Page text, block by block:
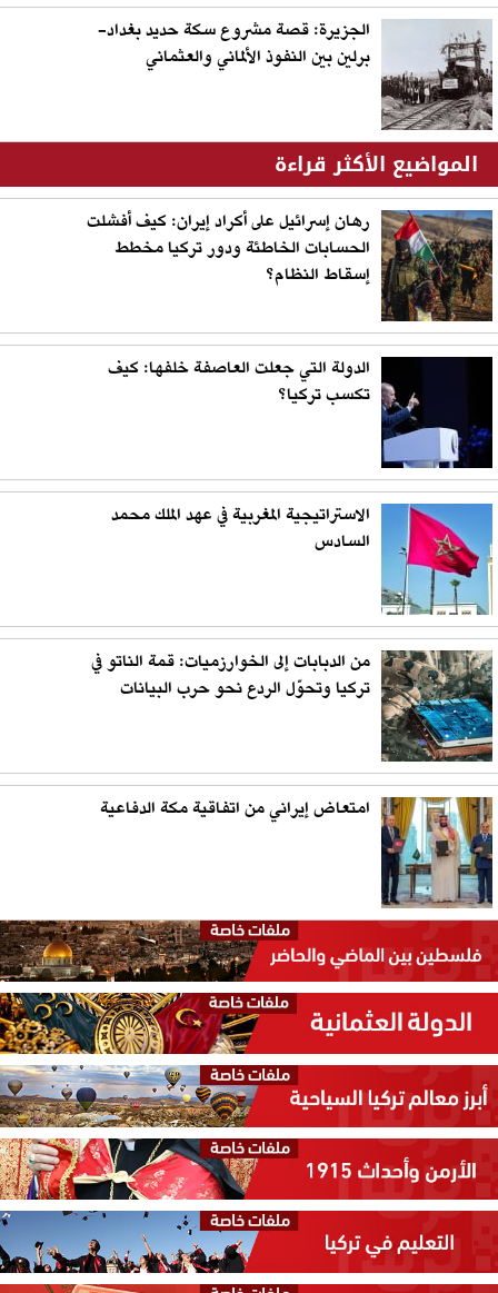
الجزيرة: قصة مشروع سكة حديد بغداد-
برلين بين النفوذ الألماني والعثماني
المواضيع الأكثر قراءة
رهان إسرائيل على أكراد إيران: كيف أفشلت
الحسابات الخاطئة ودور تركيا مخطط
إسقاط النظام؟
الدولة التي جعلت العاصفة خلفها: كيف
تكسب تركيا؟
الاستراتيجية المغربية في عهد الملك محمد
السادس
من الدبابات إلى الخوارزميات: قمة الناتو في
تركيا وتحوّل الردع نحو حرب البيانات
امتعاض إيراني من اتفاقية مكة الدفاعية